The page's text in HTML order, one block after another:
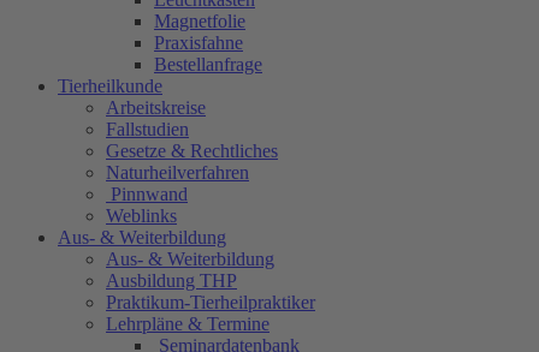
Magnetfolie
Praxisfahne
Bestellanfrage
Tierheilkunde
Arbeitskreise
Fallstudien
Gesetze & Rechtliches
Naturheilverfahren
Pinnwand
Weblinks
Aus- & Weiterbildung
Aus- & Weiterbildung
Ausbildung THP
Praktikum-Tierheilpraktiker
Lehrpläne & Termine
Seminardatenbank